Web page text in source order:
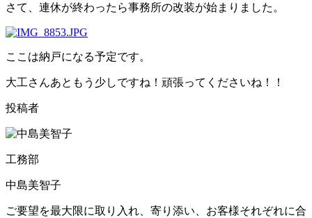
さて、連休が終わったら事務所の改装が始まりました。
ここは納戸になる予定です。
大工さんあともう少しですね！頑張ってくださいね！！
投稿者
工務部
中島美智子
ご要望を最大限に取り入れ、寄り添い、お客様それぞれに合